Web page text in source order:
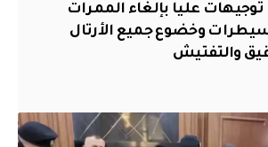
عليا بإلغاء الممرات
وخضوع جميع الأرتال
والتفتيش